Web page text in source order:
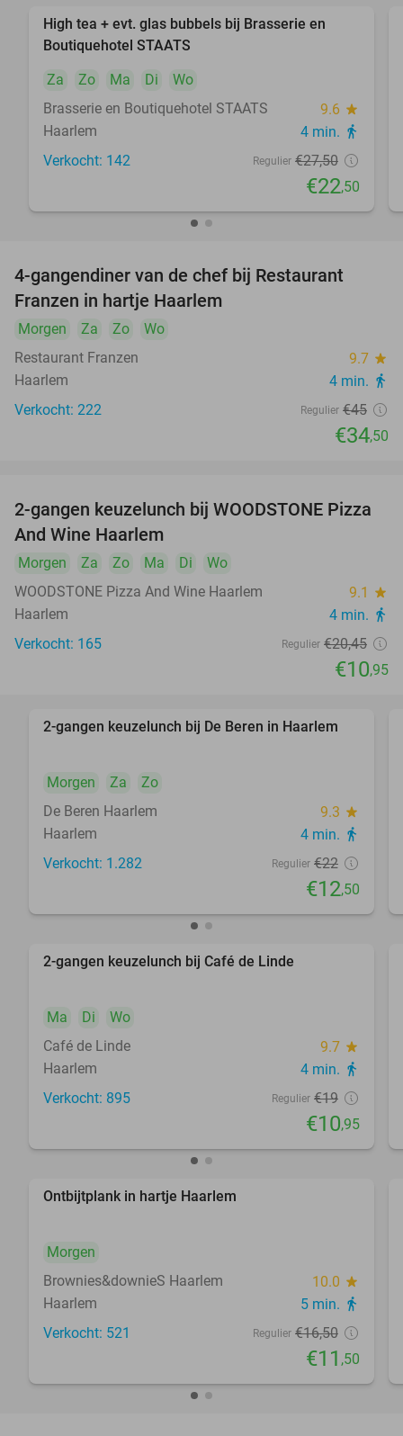
High tea + evt. glas bubbels bij Brasserie en
Boutiquehotel STAATS
Za
Zo Ma Di
Wo
Brasserie en Boutiquehotel STAATS
9.6 star
Haarlem 4 min. directions_walk
Verkocht: 142 Regulier €27,50
€22,50
4-gangendiner van de chef bij Restaurant
Franzen in hartje Haarlem
Morgen Za Zo
Wo
Restaurant Franzen
9.7 star
Haarlem 4 min. directions_walk
Verkocht: 222 Regulier €45
€34,50
46%
2-gangen keuzelunch bij WOODSTONE Pizza
And Wine Haarlem
Morgen Za Zo Ma Di
Wo
WOODSTONE Pizza And Wine Haarlem
9.1 star
Haarlem 4 min. directions_walk
Verkocht: 165 Regulier €20,45
€10,95
43%
2-gangen keuzelunch bij De Beren in Haarlem
Morgen Za
Zo
De Beren Haarlem
9.3 star
Haarlem 4 min. directions_walk
Verkocht: 1.282 Regulier €22
€12,50
2-gangen keuzelunch bij Café de Linde
Ma Di
Wo
Café de Linde
9.7 star
Haarlem 4 min. directions_walk
Verkocht: 895 Regulier €19
€10,95
Ontbijtplank in hartje Haarlem
Morgen
Brownies&downieS Haarlem
10.0 star
Haarlem 5 min. directions_walk
Verkocht: 521 Regulier €16,50
€11 ,50